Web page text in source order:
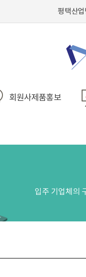
평택산
회원사제품홍보
입주 기업체의